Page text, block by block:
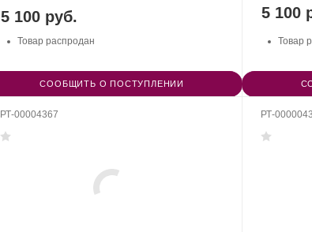
5 100 руб.
Товар распродан
СООБЩИТЬ О ПОСТУПЛЕНИИ
5 100
Товар
РТ-00004367 РТ-